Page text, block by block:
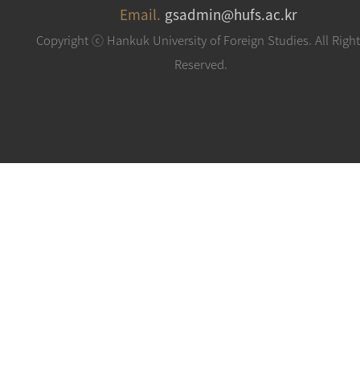
Email. gsadmin@hufs.ac.kr
Copyright ⓒ Hankuk University of Foreign Studies. All
Reserved.